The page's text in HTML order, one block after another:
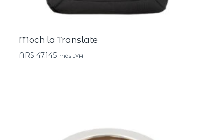
Mochila Translate
ARS 47.145 más IVA